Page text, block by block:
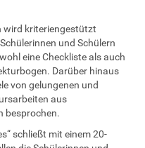
wird kriteriengestützt
und Schülern
eine Checkliste als auch
Darüber hinaus
von gelungenen und
aus
besprochen.
schließt mit einem 20-